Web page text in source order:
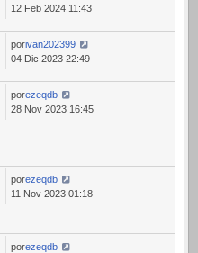
12 Feb 2024 11:43
porivan202399
04 Dic 2023 22:49
porezeqdb
28 Nov 2023 16:45
porezeqdb
11 Nov 2023 01:18
porezeqdb